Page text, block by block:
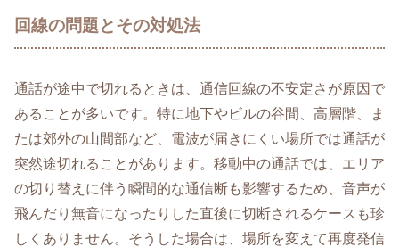
回線の問題とその対処法
通話が途中で切れるときは、通信回線の不安定さが原因で
あることが多いです。特に地下やビルの谷間、高層階、ま
たは郊外の山間部など、電波が届きにくい場所では通話が
突然途切れることがあります。移動中の通話では、エリア
の切り替えに伴う瞬間的な通信断も影響するため、音声が
飛んだり無音になったりした直後に切断されるケースも珍
しくありません。そうした場合は、場所を変えて再度発信